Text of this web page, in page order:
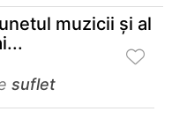
muzicii şi al
suflet